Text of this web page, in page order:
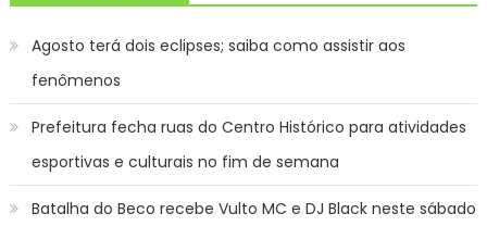
Agosto terá dois eclipses; saiba como assistir aos
fenômenos
Prefeitura fecha ruas do Centro Histórico para atividades
esportivas e culturais no fim de semana
Batalha do Beco recebe Vulto MC e DJ Black neste sábado